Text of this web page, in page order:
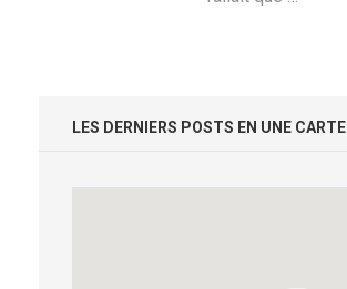
LES DERNIERS POSTS EN UNE CARTE